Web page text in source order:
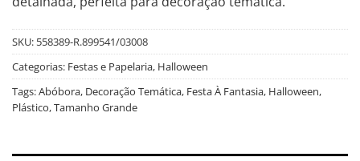
SKU: 558389-R.899541/03008
Categorias: Festas e Papelaria, Halloween
Tags:Abóbora, Decoração Temática, Festa À Fantasia, Halloween,
Plástico,Tamanho Grande